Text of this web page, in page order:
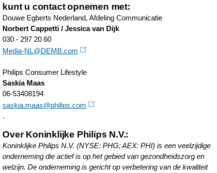
kunt u contact opnemen met:
Douwe Egberts Nederland, Afdeling Communicatie
Norbert Cappetti / Jessica van Dijk
030 - 297 20 60
Media-NL@DEMB.com
Philips Consumer Lifestyle
Saskia Maas
06-53408194
saskia.maas@philips.com
.
Over Koninklijke Philips N.V.:
Koninklijke Philips N.V. (NYSE: PHG; AEX: PHI) is een veelzijdige
onderneming die actief is op het gebied van gezondheidszorg en
welzijn. De onderneming is gericht op verbetering van de kwaliteit